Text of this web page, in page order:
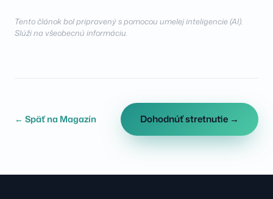
Tento článok bol pripravený s pomocou umelej inteligencie (AI).
Slúži na všeobecnú informáciu.
← Späť na Magazín Dohodnúť stretnutie →